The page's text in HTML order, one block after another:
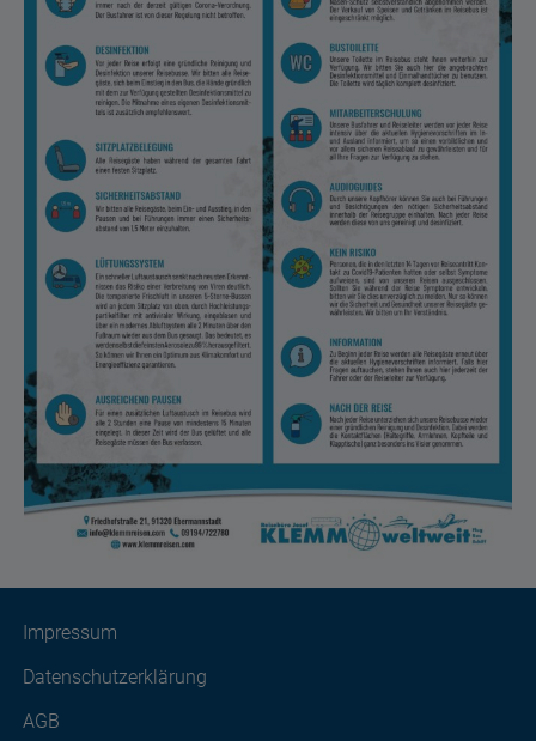
Impressum
Datenschutzerklärung
AGB